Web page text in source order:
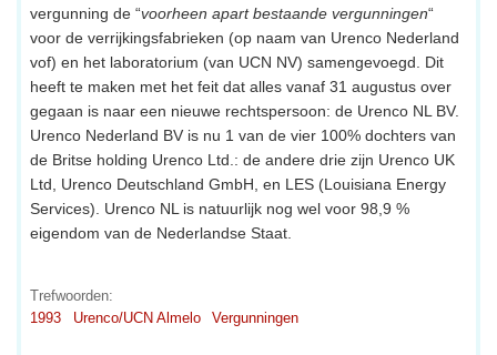
vergunning de “voorheen apart bestaande vergunningen“
voor de verrijkingsfabrieken (op naam van Urenco Nederland
vof) en het laboratorium (van UCN NV) samengevoegd. Dit
heeft te maken met het feit dat alles vanaf 31 augustus over
gegaan is naar een nieuwe rechtspersoon: de Urenco NL BV.
Urenco Nederland BV is nu 1 van de vier 100% dochters van
de Britse holding Urenco Ltd.: de andere drie zijn Urenco UK
Ltd, Urenco Deutschland GmbH, en LES (Louisiana Energy
Services). Urenco NL is natuurlijk nog wel voor 98,9 %
eigendom van de Nederlandse Staat.
Trefwoorden:
1993
Urenco/UCN Almelo Vergunningen